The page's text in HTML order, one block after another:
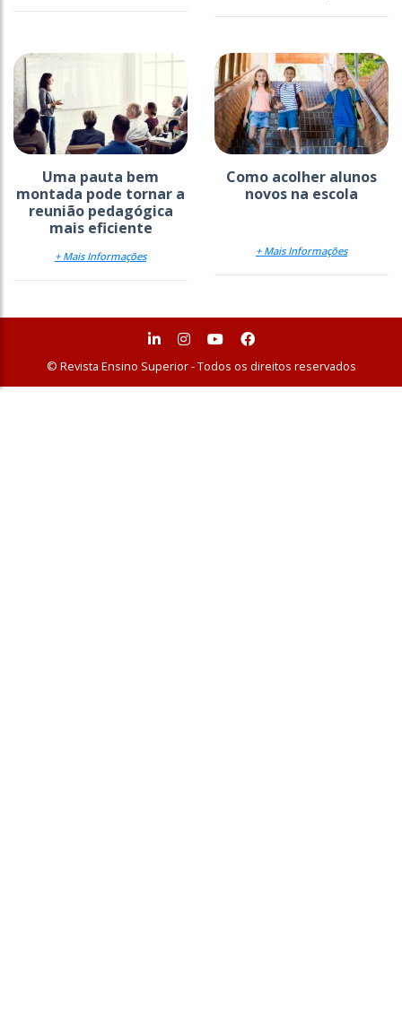
Uma pauta bem
montada pode tornar a
reunião pedagógica
mais eficiente
+ Mais Informações
Como acolher alunos
novos na escola
+ Mais Informações
© Revista Ensino Superior - Todos os direitos reservados